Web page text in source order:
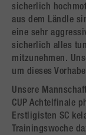
sicherlich
aus dem Ländle
eine sehr
sicherlich alles
mitzunehmen.
um dieses
Unsere
CUP Achtelfinale
Erstligisten SC
Trainingswoche